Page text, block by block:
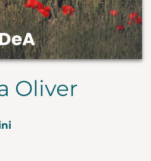
Oliver